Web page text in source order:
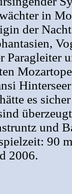
in
der
Paragleiter
es
und
90
2006.